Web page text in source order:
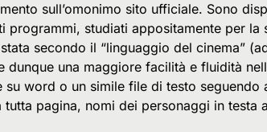
sull’omonimo sito ufficiale. Sono
programmi, studiati appositamente per
secondo il “linguaggio del cinema”
una maggiore facilità e fluidità
word o un simile file di testo
pagina, nomi dei personaggi in